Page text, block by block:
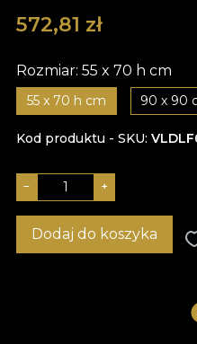
572,81 zł
Rozmiar: 55 x 70 h cm
55 x 70 h cm 90 x 90
Kod produktu - SKU
− +
Dodaj do koszyka